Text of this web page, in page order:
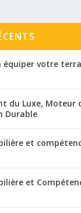
équiper votre
du Luxe, Moteur
Durable
et
et